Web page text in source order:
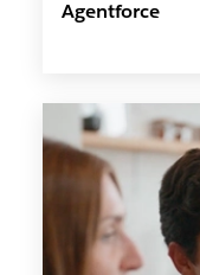
Agentforce